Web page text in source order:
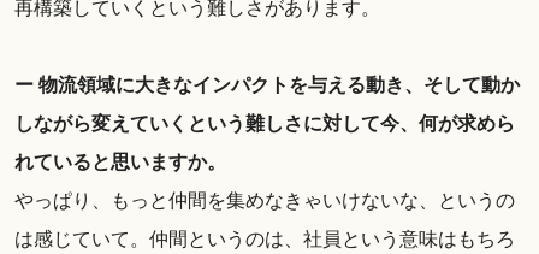
再構築していくという難しさがあります。
ー 物流領域に大きなインパクトを与える動き、そして動か
しながら変えていくという難しさに対して今、何が求めら
れていると思いますか。
やっぱり、もっと仲間を集めなきゃいけないな、というの
は感じていて。仲間というのは、社員という意味はもちろ